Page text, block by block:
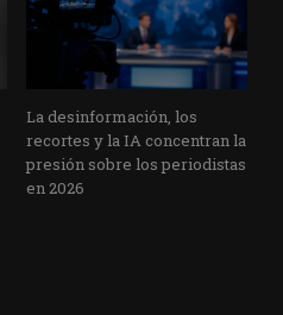
La desinformación, los
recortes y la IA concentran la
presión sobre los periodistas
en 2026